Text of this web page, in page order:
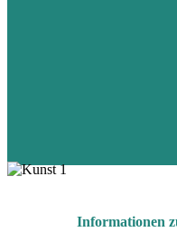
Informationen